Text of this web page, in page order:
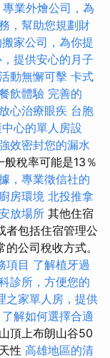
專業外燴公司，為
，幫助您規劃財
家公司，為你提
提供安心的月子
動無懈可擊 卡式
飲體驗 完善的
心治療眼疾 台胞
心的單人房設
效密封您的漏水
稅率可能是13％
，專業徵信社的
房環境 北投推拿
放場所 其他住宿
者包括住宿管理公
公司稅收方式。
項目 了解植牙過
診所，方便您的
之家單人房，提供
了解如何選擇合適
頂上布朗山谷50
性 高雄地區的清